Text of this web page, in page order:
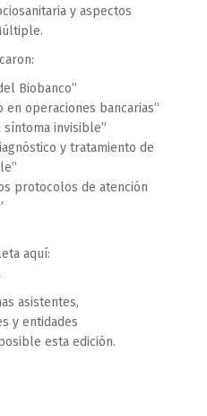
y aspectos
Biobanco”
en operaciones bancarias”
síntoma invisible”
y tratamiento de
protocolos de atención
aquí:
asistentes,
y entidades
esta edición.